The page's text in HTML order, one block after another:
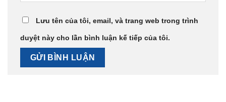
Lưu tên của tôi, email, và trang web trong trình
duyệt này cho lần bình luận kế tiếp của tôi.